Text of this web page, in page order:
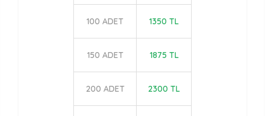
100 ADET 1350 TL
150 ADET 1875 TL
200 ADET 2300 TL